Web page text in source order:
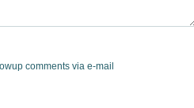
comments via e-mail